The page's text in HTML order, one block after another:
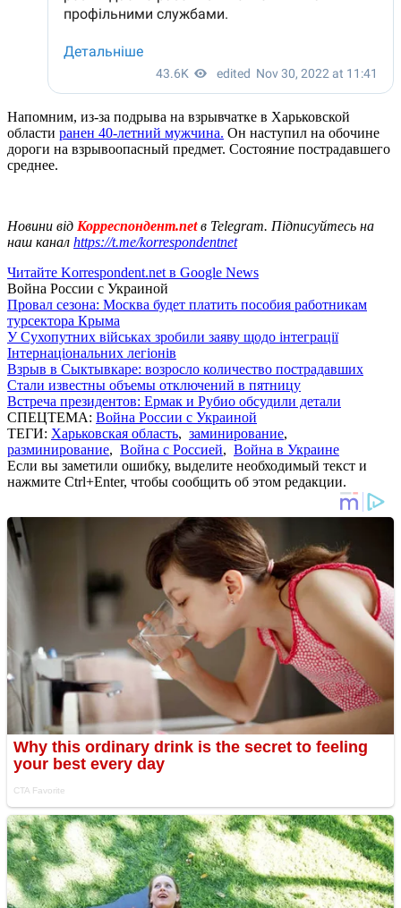
Напомним, из-за подрыва на взрывчатке в Харьковской
области ранен 40-летний мужчина. Он наступил на обочине
дороги на взрывоопасный предмет. Состояние пострадавшего
среднее.
Новини від Корреспондент.netв Telegram. Підписуйтесь на
наш канал https://t.me/korrespondentnet
Читайте Korrespondent.net в Google News
Война России с Украиной
Провал сезона: Москва будет платить пособия работникам
турсектора Крыма
У Сухопутних військах зробили заяву щодо інтеграції
Інтернаціональних легіонів
Взрыв в Сыктывкаре: возросло количество пострадавших
Стали известны объемы отключений в пятницу
Встреча президентов: Ермак и Рубио обсудили детали
СПЕЦТЕМА: Война России с Украиной
ТЕГИ: Харьковская область, заминирование,
разминирование, Война с Россией, Война в Украине
Если вы заметили ошибку, выделите необходимый текст и
нажмите Ctrl+Enter, чтобы сообщить об этом редакции.